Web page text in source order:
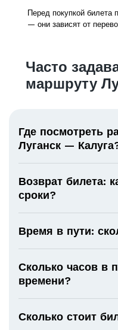
Перед покупкой билета
— они зависят от
Часто
маршруту
Где посмотреть
Луганск —
Возврат билета:
сроки?
Время в пути:
Сколько часов в
времени?
Сколько стоит